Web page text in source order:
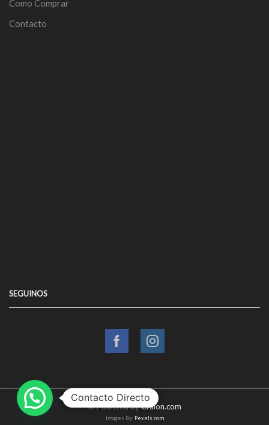
Como Comprar
Contacto
SEGUINOS
FacebookInstagram
© Powered byCraion.com
Images By: Pexels.com
Contacto Directo